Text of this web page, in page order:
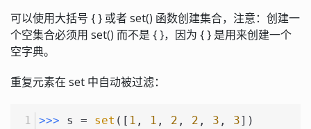
可以使用大括号 { } 或者 set() 函数创建集合，注意：创建一
个空集合必须用 set() 而不是 { }，因为 { } 是用来创建一个
空字典。
重复元素在 set 中自动被过滤：
>>> s = set ([ 1 , 1 , 2 , 2 , 3 , 3])